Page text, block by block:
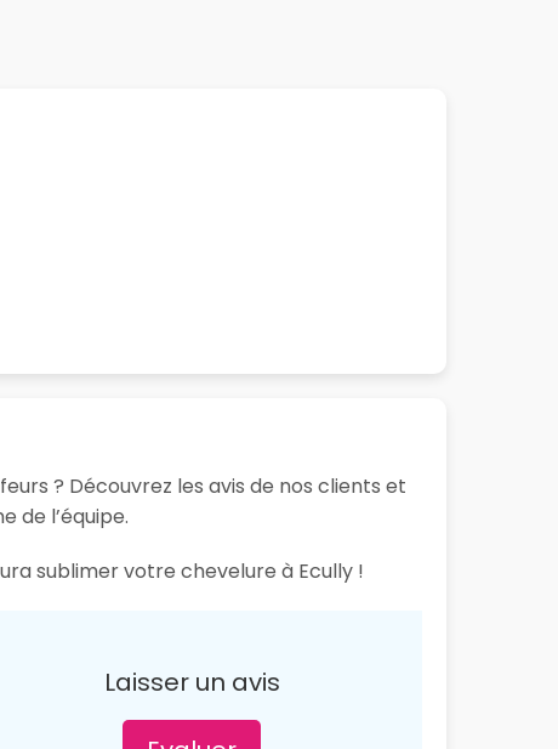
? Découvrez les avis de nos clients et
de l’équipe.
sublimer votre chevelure à Ecully !
Laisser un avis